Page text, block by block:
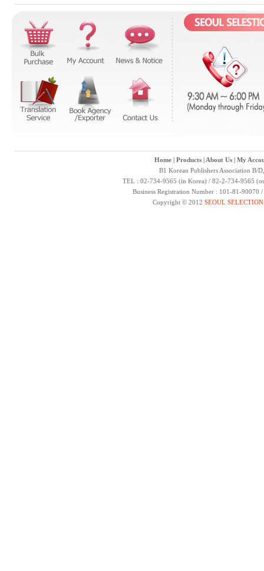
Home| Products| About Us| My
B1 Korean Publishers Association B/
TEL : 02-734-9565 (in Korea) / 82-2-734-9565
Business Registration Number : 101-81-
Copyright © 2012 SEOUL SELECTION